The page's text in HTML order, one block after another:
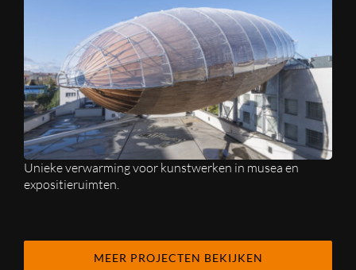
Unieke verwarming voor kunstwerken in musea en
expositieruimten.
MEER PROJECTEN BEKIJKEN